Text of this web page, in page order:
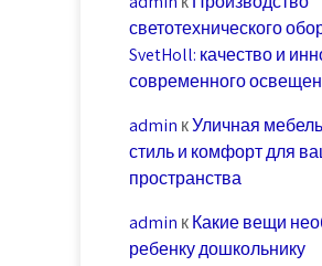
светотехнического
SvetHoll: качество и
современного
admin кУличная
стиль и комфорт для
пространства
admin кКакие вещи
ребенку дошкольнику